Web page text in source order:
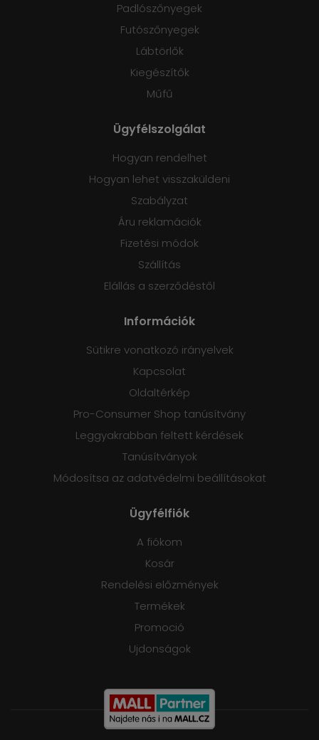
Padlószőnyegek
Futószőnyegek
Lábtörlők
Kiegészítők
Műfű
Ügyfélszolgálat
Hogyan rendelhet
Hogyan lehet visszaküldeni
Szabályzat
Áru reklamációk
Fizetési módok
Szállítás
Elállás a szerződéstől
Információk
Sütikre vonatkozó irányelvek
Kapcsolat
Oldaltérkép
Pro-Consumer Shop tanúsítvány
Leggyakrabban feltett kérdések
Tanúsítványok
Módosítsa az adatvédelmi beállításokat
Ügyfélfiók
A fiókom
Kosár
Rendelési előzmények
Termékek
Promoció
Ujdonságok